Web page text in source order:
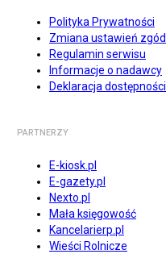
Polityka Prywatności
Zmiana ustawień zgód
Regulamin serwisu
Informacje o nadawcy
Deklaracja dostępności
PARTNERZY
E-kiosk.pl
E-gazety.pl
Nexto.pl
Mała księgowość
Kancelarierp.pl
Wieści Rolnicze